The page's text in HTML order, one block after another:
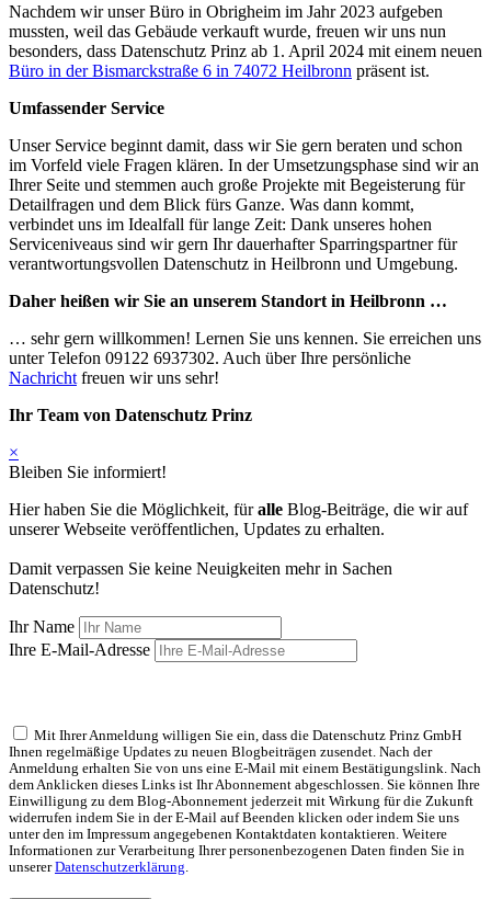
Nachdem wir unser Büro in Obrigheim im Jahr 2023 aufgeben
mussten, weil das Gebäude verkauft wurde, freuen wir uns nun
besonders, dass Datenschutz Prinz ab 1. April 2024 mit einem neuen
Büro in derBismarckstraße 6 in 74072 Heilbronn präsent ist.
Umfassender Service
Unser Service beginnt damit, dass wir Sie gern beraten und schon
im Vorfeld viele Fragen klären. In der Umsetzungsphase sind wir an
Ihrer Seite und stemmen auch große Projekte mit Begeisterung für
Detailfragen und dem Blick fürs Ganze. Was dann kommt,
verbindet uns im Idealfall für lange Zeit: Dank unseres hohen
Serviceniveaus sind wir gern Ihr dauerhafter Sparringspartner für
verantwortungsvollen Datenschutz in Heilbronn und Umgebung.
Daher heißen wir Sie an unserem Standort in Heilbronn …
… sehr gern willkommen! Lernen Sie uns kennen. Sie erreichen uns
unter Telefon 09122 6937302. Auch über Ihre persönliche
Nachricht freuen wir uns sehr!
Ihr Team von Datenschutz Prinz
×
Bleiben Sie informiert!
Hier haben Sie die Möglichkeit, füralle Blog-Beiträge, die wir auf
unserer Webseite veröffentlichen, Updates zu erhalten.
Damit verpassen Sie keine Neuigkeiten mehr in Sachen
Datenschutz!
Ihr Name
Ihre E-Mail-Adresse
Mit Ihrer Anmeldung willigen Sie ein, dass die Datenschutz Prinz GmbH
Ihnen regelmäßige Updates zu neuen Blogbeiträgen zusendet. Nach der
Anmeldung erhalten Sie von uns eine E-Mail mit einem Bestätigungslink. Nach
dem Anklicken dieses Links ist Ihr Abonnement abgeschlossen. Sie können Ihre
Einwilligung zu dem Blog-Abonnement jederzeit mit Wirkung für die Zukunft
widerrufen indem Sie in der E-Mail auf Beenden klicken oder indem Sie uns
unter den im Impressum angegebenen Kontaktdaten kontaktieren. Weitere
Informationen zur Verarbeitung Ihrer personenbezogenen Daten finden Sie in
unsererDatenschutzerklärung.